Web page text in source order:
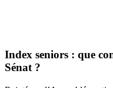
Index seniors : que
Sénat ?